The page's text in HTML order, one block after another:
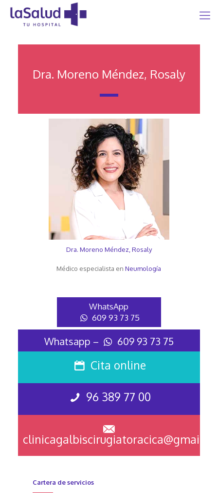
Dra. Moreno Méndez, Rosaly
Dra. Moreno Méndez, Rosaly
Médico especialista enNeumología
WhatsApp
609 93 73 75
Whatsapp – 609 93 73 75
Cita online
96 389 77 00
Cartera de servicios